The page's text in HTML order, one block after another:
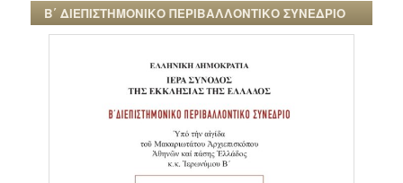
Β΄ ΔΙΕΠΙΣΤΗΜΟΝΙΚΟ ΠΕΡΙΒΑΛΛΟΝΤΙΚΟ ΣΥΝΕΔΡΙΟ